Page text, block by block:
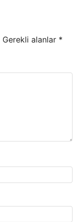
Gerekli alanlar *